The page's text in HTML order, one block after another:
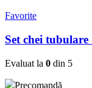
Favorite
Set chei tubulare
Evaluat la 0 din 5
Precomandă